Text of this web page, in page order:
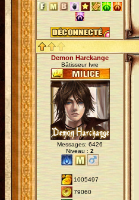
Demon Harckange
Bâtisseur Ivre
Messages: 6426
Niveau : 2
1005497
79060